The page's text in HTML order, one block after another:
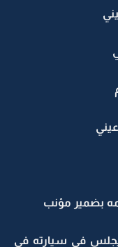
بضمير مؤنب
في سيارته في